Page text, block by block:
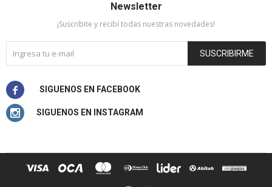
Newsletter
¡Suscribite y recibí todas nuestras novedades!
SUSCRIBIRME

